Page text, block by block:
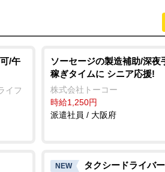
/午
イフ
ソーセージの製造補助/深夜
稼ぎタイムに シニア応援!
株式会社トーコー
時給1,250円
派遣社員 / 大阪府
NEW
タクシードライバ